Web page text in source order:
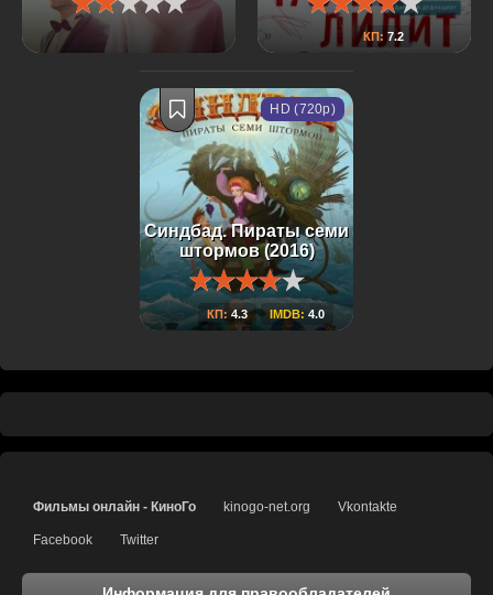
КП: 7.2
Синдбад. Пираты семи
штормов (2016)
КП: 4.3 IMDB: 4.0
HD (720p)
Фильмы онлайн - КиноГо kinogo-net.org Vkontakte
Facebook Twitter